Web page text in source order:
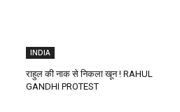
INDIA
राहुल की नाक से निकला खून ! RAHUL
GANDHI PROTEST